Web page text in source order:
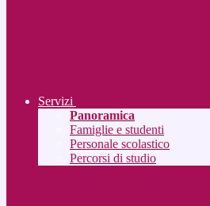
Servizi
Panoramica
Famiglie e studenti
Personale scolastico
Percorsi di studio